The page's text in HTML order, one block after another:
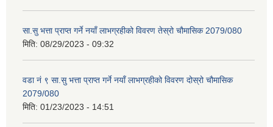
सा.सु भत्ता प्राप्त गर्ने नयाँ लाभग्रहीको विवरण तेस्रो चौमासिक 2079/080
मिति: 08/29/2023 - 09:32
वडा नं ९ सा.सु भत्ता प्राप्त गर्ने नयाँ लाभग्रहीको विवरण दोस्रो चौमासिक
2079/080
मिति: 01/23/2023 - 14:51